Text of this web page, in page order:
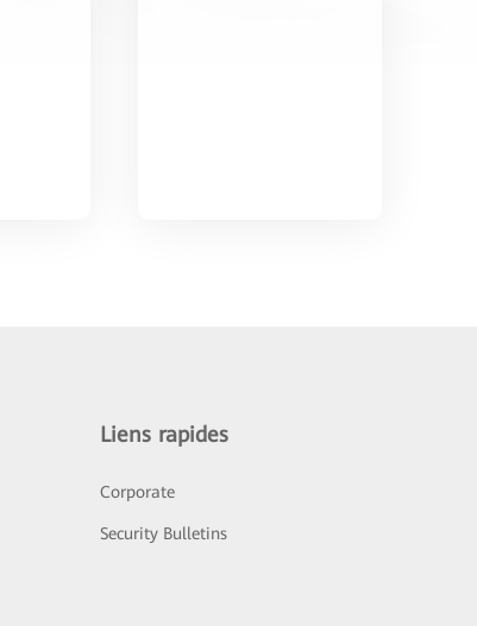
Liens rapides
Corporate
Security Bulletins